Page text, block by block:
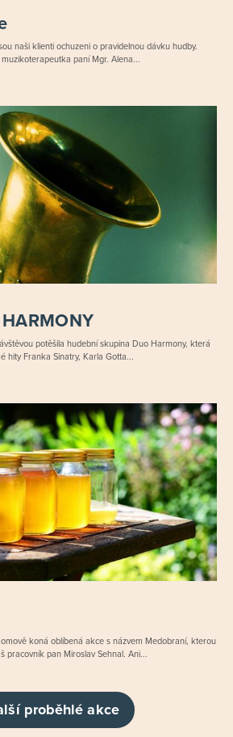
naši klienti ochuzeni o pravidelnou dávku hudby.
paní Mgr. Alena...
potěšila hudební skupina Duo Harmony, která
hity Franka Sinatry, Karla Gotta...
koná oblíbená akce s názvem Medobraní, kterou
pracovník pan Miroslav Sehnal. Ani...
proběhlé akce